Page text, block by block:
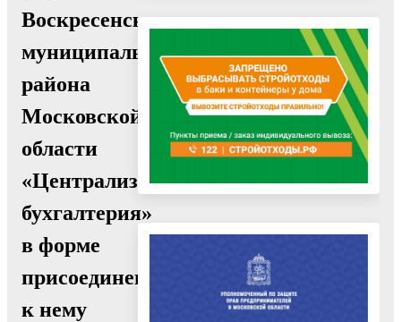
Воскресенского
муниципального
района
Московской
области
«Централизованная
бухгалтерия»
в форме
присоединения
к нему